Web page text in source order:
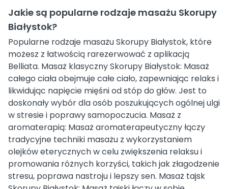
Jakie są popularne rodzaje masażu Skorupy
Białystok?
Popularne rodzaje masażu Skorupy Białystok, które
możesz z łatwością rarezerwować z aplikacją
Belliata. Masaż klasyczny Skorupy Białystok: Masaż
całego ciała obejmuje całe ciało, zapewniając relaks i
likwidując napięcie mięśni od stóp do głów. Jest to
doskonały wybór dla osób poszukujących ogólnej ulgi
w stresie i poprawy samopoczucia. Masaż z
aromaterapią: Masaż aromaterapeutyczny łączy
tradycyjne techniki masażu z wykorzystaniem
olejków eterycznych w celu zwiększenia relaksu i
promowania różnych korzyści, takich jak złagodzenie
stresu, poprawa nastroju i lepszy sen. Masaż tajsk